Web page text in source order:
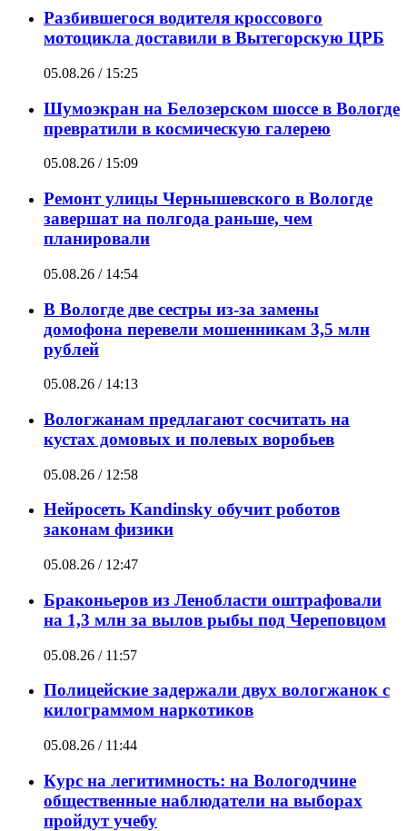
Разбившегося водителя кроссового
мотоцикла доставили в Вытегорскую ЦРБ
05.08.26 / 15:25
Шумоэкран на Белозерском шоссе в Вологде
превратили в космическую галерею
05.08.26 / 15:09
Ремонт улицы Чернышевского в Вологде
завершат на полгода раньше, чем
планировали
05.08.26 / 14:54
В Вологде две сестры из-за замены
домофона перевели мошенникам 3,5 млн
рублей
05.08.26 / 14:13
Вологжанам предлагают сосчитать на
кустах домовых и полевых воробьев
05.08.26 / 12:58
Нейросеть Kandinsky обучит роботов
законам физики
05.08.26 / 12:47
Браконьеров из Ленобласти оштрафовали
на 1,3 млн за вылов рыбы под Череповцом
05.08.26 / 11:57
Полицейские задержали двух вологжанок с
килограммом наркотиков
05.08.26 / 11:44
Курс на легитимность: на Вологодчине
общественные наблюдатели на выборах
пройдут учебу